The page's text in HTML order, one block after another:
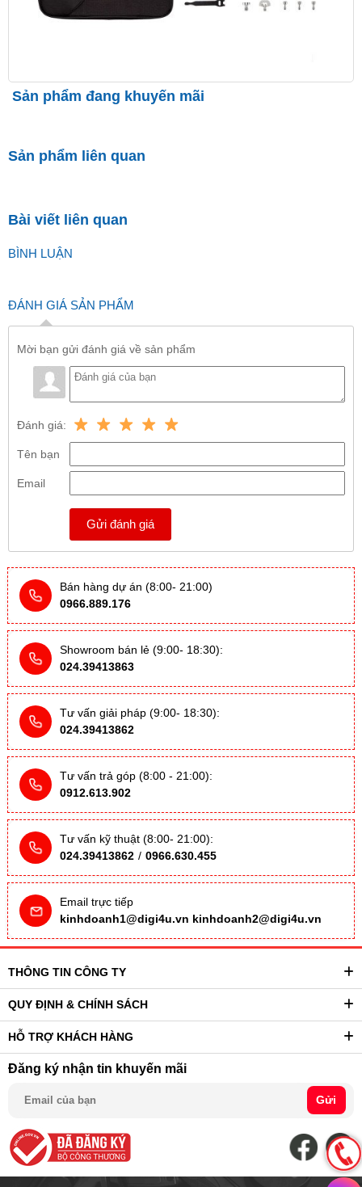
Sản phẩm đang khuyến mãi
Sản phẩm liên quan
Bài viết liên quan
BÌNH LUẬN
ĐÁNH GIÁ SẢN PHẨM
Mời bạn gửi đánh giá về sản phẩm
Đánh giá:
Tên bạn
Email
Gửi đánh giá
Bán hàng dự án (8:00- 21:00)
0966.889.176
Showroom bán lẻ (9:00- 18:30):
024.39413863
Tư vấn giải pháp (9:00- 18:30):
024.39413862
Tư vấn trả góp (8:00 - 21:00):
0912.613.902
Tư vấn kỹ thuật (8:00- 21:00):
024.39413862 / 0966.630.455
Email trực tiếp
kinhdoanh1@digi4u.vn kinhdoanh2@digi4u.vn
THÔNG TIN CÔNG TY
QUY ĐỊNH & CHÍNH SÁCH
HỖ TRỢ KHÁCH HÀNG
Đăng ký nhận tin khuyến mãi
Gửi